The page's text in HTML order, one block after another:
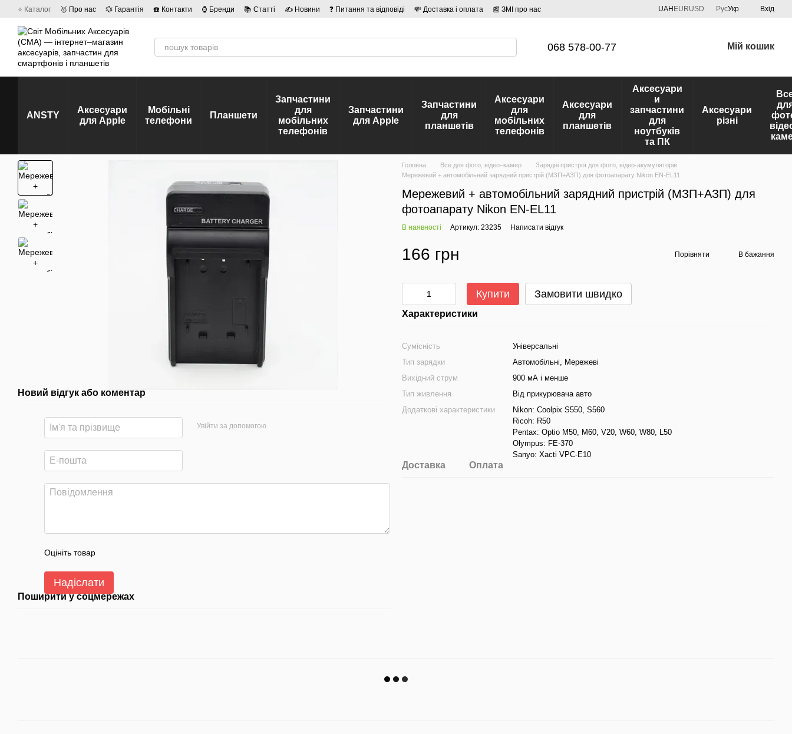
Перейти до основного контенту
⭐ Каталог 🥇 Про нас 💱 Гарантія ☎️ Контакти ⌚ Бренди 📚 Статті ✍ Новини ❓ Питання та відповіді 💸 Доставка і оплата
📰 ЗМІ про нас
UAH EURUSD РусУкр Вхід
068 578-00-77 Мій кошик
ANSTY
Аксесуари
для Apple
Мобільні
телефони
Планшети
Запчастини
для
мобільних
телефонів
Запчастини
для Apple
Запчастини
для
планшетів
Аксесуари
для
мобільних
телефонів
Аксесуари
для
планшетів
Аксесуари
и
запчастини
для
ноутбуків
та ПК
Аксесуари
різні
Новий відгук або коментар
Увійти за допомогою
Оцініть товар
Надіслати
Поширити у соцмережах
Головна Все для фото, відео–камер
Зарядні пристрої для фото, відео-акумуляторів
Мережевий + автомобільний зарядний пристрій (МЗП+АЗП) для фотоапарату Nikon EN-EL11
Мережевий + автомобільний зарядний пристрій (МЗП+АЗП) для
фотоапарату Nikon EN-EL11
В наявності Артикул: 23235 Написати відгук
166 грн Порівняти В бажання
Купити Замовити швидко
Характеристики
Сумісність
Універсальні
Тип зарядки
Автомобільні, Мережеві
Вихідний струм
900 мА і менше
Тип живлення
Від прикурювача авто
Додаткові характеристики
Nikon: Coolpix S550, S560
Ricoh: R50
Pentax: Optio M50, M60, V20, W60, W80, L50
Olympus: FE-370
Sanyo: Xacti VPC-E10
Доставка Оплата